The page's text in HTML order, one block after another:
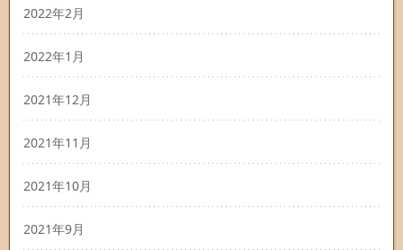
2022年2月
2022年1月
2021年12月
2021年11月
2021年10月
2021年9月